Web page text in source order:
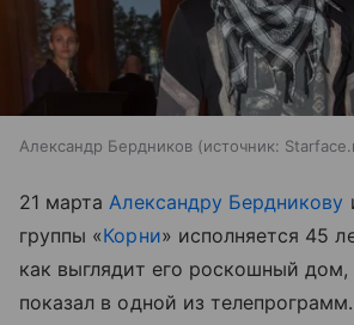
Александр Бердников источник:
21 мартаАлександру Бердникову
группы «Корни» исполняется 45
как выглядит его роскошный
показал в одной из телепрограмм.